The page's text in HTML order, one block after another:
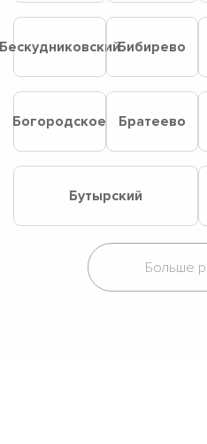
Бибирево
Богородское Братеево
Бутырский